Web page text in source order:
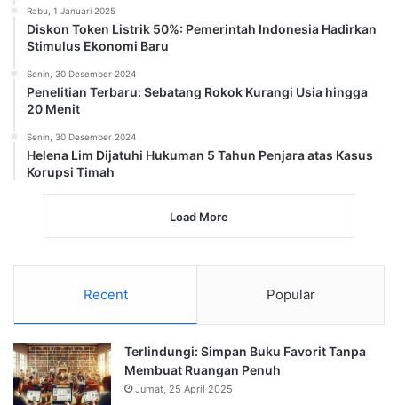
Rabu, 1 Januari 2025
Diskon Token Listrik 50%: Pemerintah Indonesia Hadirkan
Stimulus Ekonomi Baru
Senin, 30 Desember 2024
Penelitian Terbaru: Sebatang Rokok Kurangi Usia hingga
20 Menit
Senin, 30 Desember 2024
Helena Lim Dijatuhi Hukuman 5 Tahun Penjara atas Kasus
Korupsi Timah
Load More
Recent Popular
Terlindungi: Simpan Buku Favorit Tanpa
Membuat Ruangan Penuh
Jumat, 25 April 2025